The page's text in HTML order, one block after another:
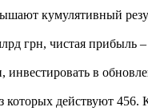
кумулятивный
грн, чистая прибыль
в
действуют 456.